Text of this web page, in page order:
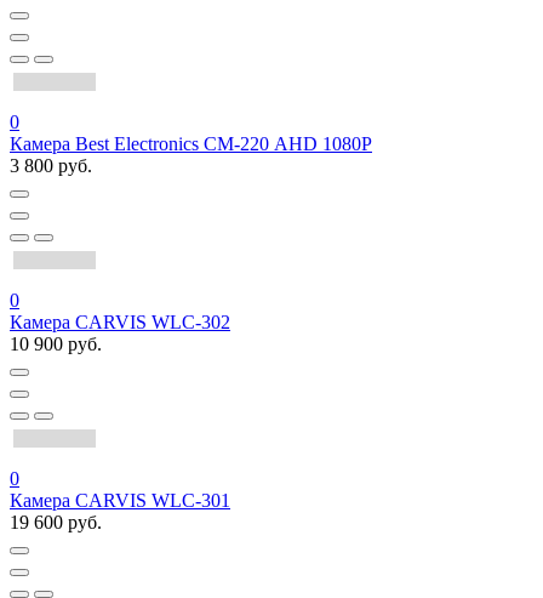
0
Камера Best Electronics СМ-220 AHD 1080P
3 800 руб.
0
Камера CARVIS WLC-302
10 900 руб.
0
Камера CARVIS WLC-301
19 600 руб.